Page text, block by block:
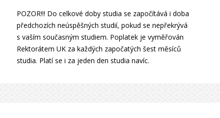
POZOR!!! Do celkové doby studia se započítává i doba
předchozích neúspěšných studií, pokud se nepřekrývá
s vaším současným studiem. Poplatek je vyměřován
Rektorátem UK za každých započatých šest měsíců
studia. Platí se i za jeden den studia navíc.